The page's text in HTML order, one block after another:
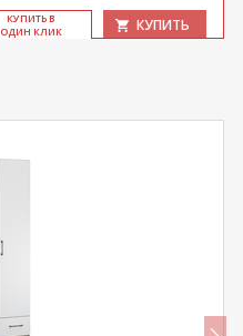
КУ­ПИТЬ В
ОДИН КЛИК
КУПИТЬ